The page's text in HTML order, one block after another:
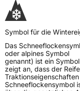
Symbol für die
Das
oder alpines Symbol
genannt) ist ein
zeigt an, dass der
Schneeflockensymbol